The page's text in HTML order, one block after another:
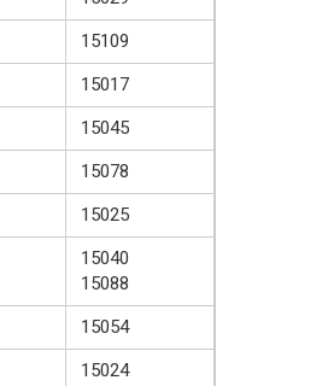
15109
15017
15045
15078
15025
15040
15088
15054
15024